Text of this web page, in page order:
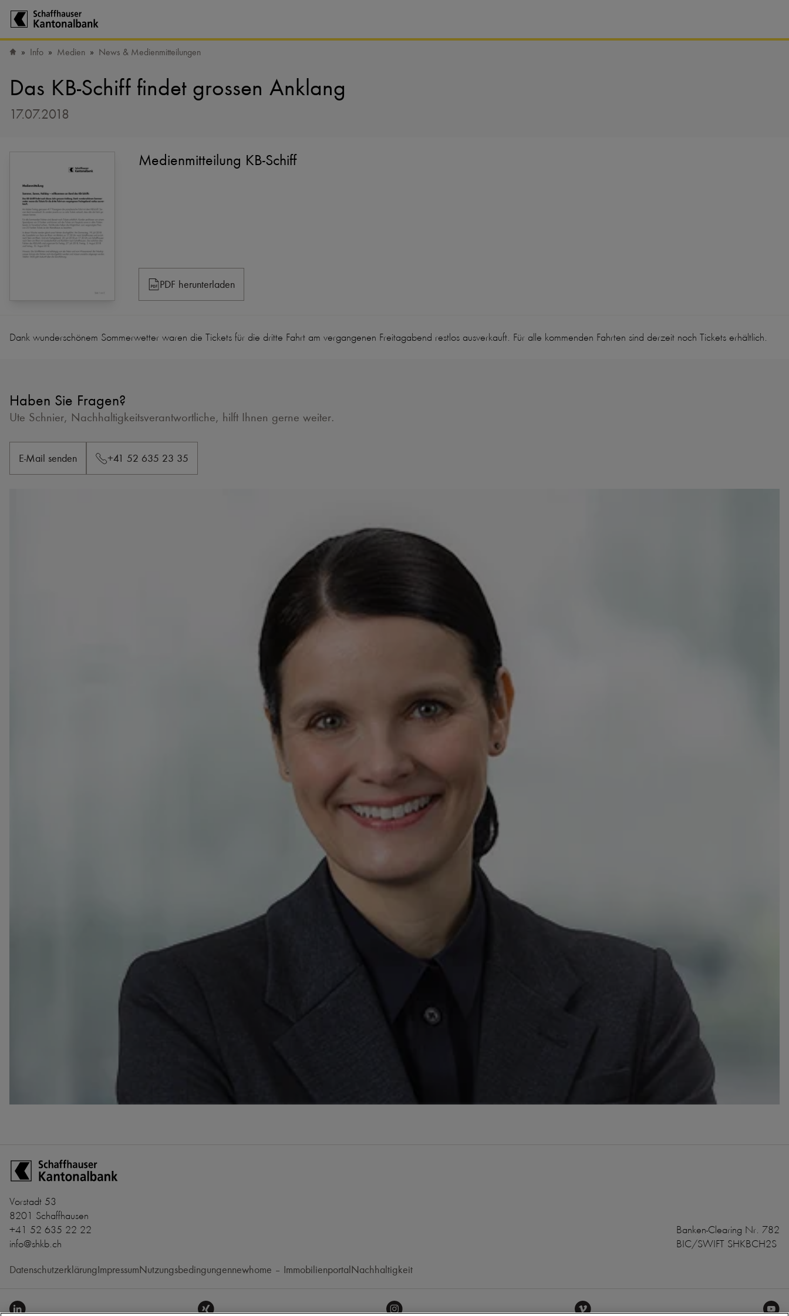
Info Medien News & Medienmitteilungen
Das KB-Schiff findet grossen Anklang
17.07.2018
Medienmitteilung KB-Schiff
PDF herunterladen
Dank wunderschönem Sommerwetter waren die Tickets für die dritte Fahrt am vergangenen Freitagabend restlos ausverkauft. Für alle kommenden Fahrten sind derzeit noch Tickets erhältlich.
Haben Sie Fragen?
Ute Schnier, Nachhaltigkeitsverantwortliche, hilft Ihnen gerne weiter.
E-Mail senden +41 52 635 23 35
Vorstadt 53
8201 Schaffhausen
+41 52 635 22 22
info@shkb.ch
Banken-Clearing Nr. 782
BIC/SWIFT SHKBCH2S
DatenschutzerklärungImpressumNutzungsbedingungennewhome – ImmobilienportalNachhaltigkeit